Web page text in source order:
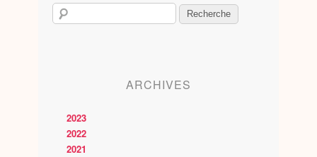
ARCHIVES
2023
2022
2021